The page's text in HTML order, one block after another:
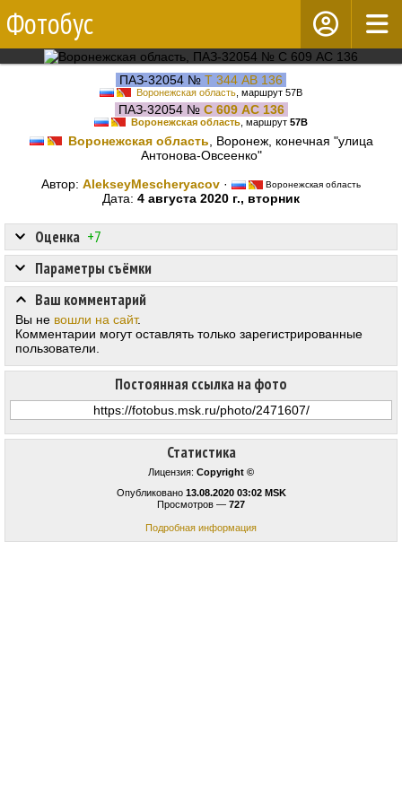
Фотобус
ПАЗ-32054 № Т 344 АВ 136
Воронежская область , маршрут 57В
ПАЗ-32054 № С 609 АС 136
Воронежская область , маршрут 57В
Воронежская область , Воронеж, конечная "улица
Антонова-Овсеенко"
Автор: AlekseyMescheryacov · Воронежская область
Дата: 4 августа 2020 г., вторник
Статистика
Лицензия: Copyright ©
Опубликовано 13.08.2020 03:02 MSK
Просмотров — 727
Подробная информация
Оценка +7
Постоянная ссылка на фото
Параметры съёмки
Ваш комментарий
Вы не вошли на сайт.
Комментарии могут оставлять только зарегистрированные
пользователи.